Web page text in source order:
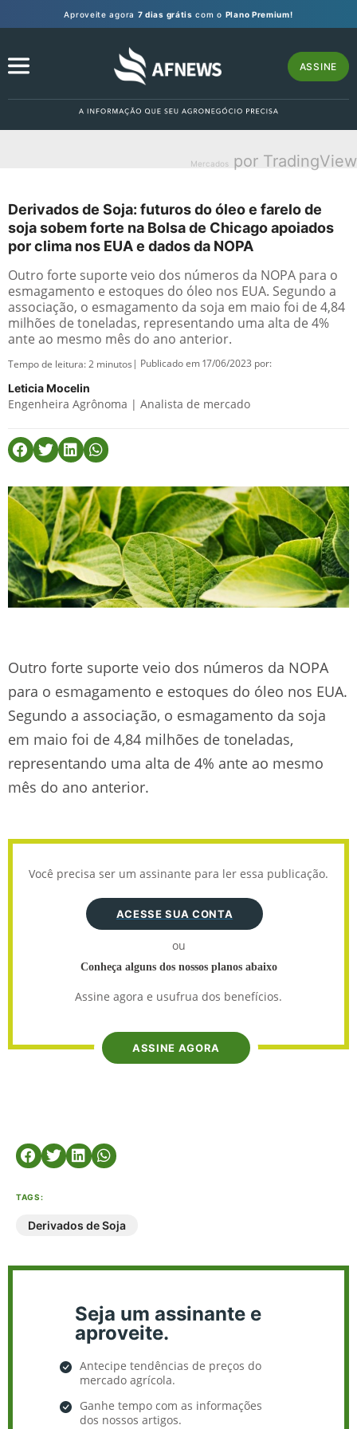
Aproveite agora 7 dias grátis com o Plano Premium!
ASSINE
Mercados por TradingView
Derivados de Soja: futuros do óleo e farelo de
soja sobem forte na Bolsa de Chicago apoiados
por clima nos EUA e dados da NOPA
Outro forte suporte veio dos números da NOPA para o
esmagamento e estoques do óleo nos EUA. Segundo a
associação, o esmagamento da soja em maio foi de 4,84
milhões de toneladas, representando uma alta de 4%
ante ao mesmo mês do ano anterior.
Tempo de leitura:2 minutos | Publicado em 17/06/2023 por:
Leticia Mocelin
Engenheira Agrônoma | Analista de mercado
Outro forte suporte veio dos números da NOPA
para o esmagamento e estoques do óleo nos EUA.
Segundo a associação, o esmagamento da soja
em maio foi de 4,84 milhões de toneladas,
representando uma alta de 4% ante ao mesmo
mês do ano anterior.
Você precisa ser um assinante para ler essa publicação.
ACESSE SUA CONTA
ou
Conheça alguns dos nossos planos abaixo
Assine agora e usufrua dos benefícios.
ASSINE AGORA
TAGS:
Derivados de Soja
Seja um assinante e
aproveite.
Antecipe tendências de preços do
mercado agrícola.
Ganhe tempo com as informações
dos nossos artigos.